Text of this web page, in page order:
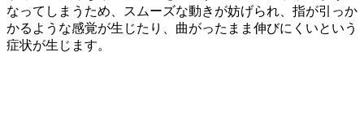
なってしまうため、スムーズな動きが妨げられ、指が引っか
かるような感覚が生じたり、曲がったまま伸びにくいという
症状が生じます。